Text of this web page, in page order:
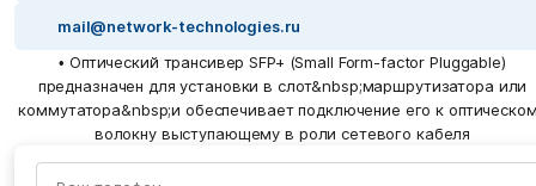
mail@network-technologies.ru
• Оптический трансивер SFP+ (Small Form-factor Pluggable)
предназначен для установки в слот&nbsp;маршрутизатора или
коммутатора&nbsp;и обеспечивает подключение его к
волокну выступающему в роли сетевого кабеля